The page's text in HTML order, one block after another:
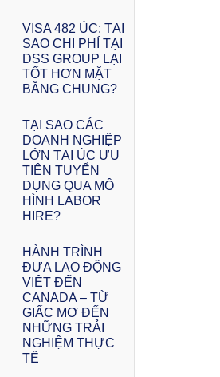
VISA 482 ÚC: TẠI
SAO CHI PHÍ TẠI
DSS GROUP LẠI
TỐT HƠN MẶT
BẰNG CHUNG?
TẠI SAO CÁC
DOANH NGHIỆP
LỚN TẠI ÚC ƯU
TIÊN TUYỂN
DỤNG QUA MÔ
HÌNH LABOR
HIRE?
HÀNH TRÌNH
ĐƯA LAO ĐỘNG
VIỆT ĐẾN
CANADA – TỪ
GIẤC MƠ ĐẾN
NHỮNG TRẢI
NGHIỆM THỰC
TẾ